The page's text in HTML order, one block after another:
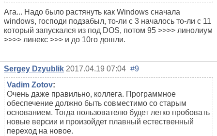
Ага... Надо было растянуть как Windows сначала
windows, господи подзабыл, то-ли с 3 началось то-ли с 11
который запускался из под DOS, потом 95 >>>> линолиум
>>>> линекс >>> и до 10го дошли.
Sergey Dzyublik 2017.04.19 07:04 #9
Vadim Zotov:
Очень даже правильно, коллега. Программное
обеспечение должно быть совместимо со старым
основанием. Тогда пользователю будет легко пробовать
новые версии и произойдет плавный естественный
переход на новое.